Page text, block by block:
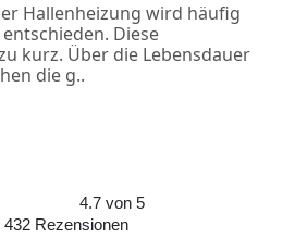
Hallenheizung wird häufig
Diese
kurz. Über die Lebensdauer
die g..
4.7 von 5
432
Rezensionen